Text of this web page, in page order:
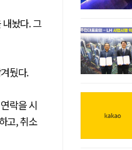
놨다. 그
뒀다.
락을 시
고, 취소